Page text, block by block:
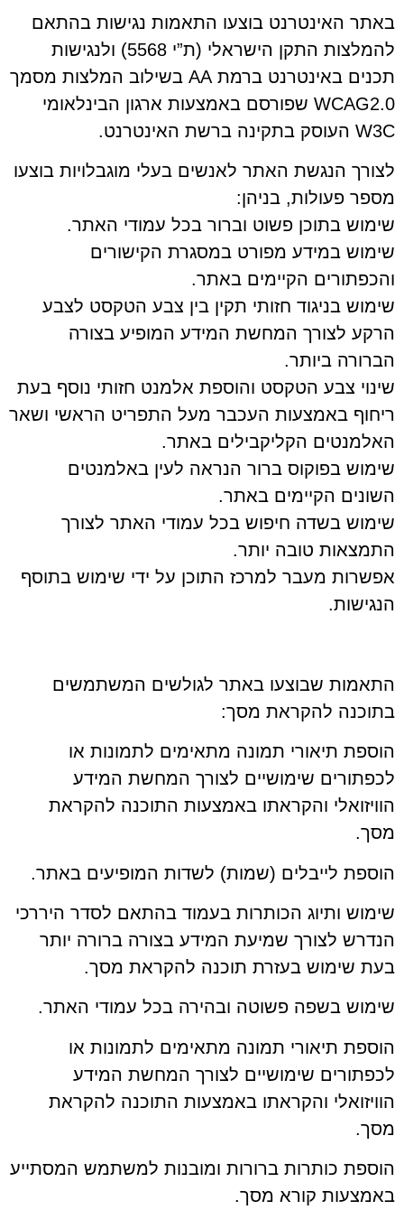
באתר האינטרנט בוצעו התאמות נגישות בהתאם
להמלצות התקן הישראלי (ת”י 5568) ולנגישות
תכנים באינטרנט ברמת AA בשילוב המלצות מסמך
WCAG2.0 שפורסם באמצעות ארגון הבינלאומי
W3C העוסק בתקינה ברשת האינטרנט.
לצורך הנגשת האתר לאנשים בעלי מוגבלויות בוצעו
מספר פעולות, בניהן:
שימוש בתוכן פשוט וברור בכל עמודי האתר.
שימוש במידע מפורט במסגרת הקישורים
והכפתורים הקיימים באתר.
שימוש בניגוד חזותי תקין בין צבע הטקסט לצבע
הרקע לצורך המחשת המידע המופיע בצורה
הברורה ביותר.
שינוי צבע הטקסט והוספת אלמנט חזותי נוסף בעת
ריחוף באמצעות העכבר מעל התפריט הראשי ושאר
האלמנטים הקליקבילים באתר.
שימוש בפוקוס ברור הנראה לעין באלמנטים
השונים הקיימים באתר.
שימוש בשדה חיפוש בכל עמודי האתר לצורך
התמצאות טובה יותר.
אפשרות מעבר למרכז התוכן על ידי שימוש בתוסף
הנגישות.
התאמות שבוצעו באתר לגולשים המשתמשים
בתוכנה להקראת מסך:
הוספת תיאורי תמונה מתאימים לתמונות או
לכפתורים שימושיים לצורך המחשת המידע
הוויזואלי והקראתו באמצעות התוכנה להקראת
מסך.
הוספת לייבלים (שמות) לשדות המופיעים באתר.
שימוש ותיוג הכותרות בעמוד בהתאם לסדר היררכי
הנדרש לצורך שמיעת המידע בצורה ברורה יותר
בעת שימוש בעזרת תוכנה להקראת מסך.
שימוש בשפה פשוטה ובהירה בכל עמודי האתר.
הוספת תיאורי תמונה מתאימים לתמונות או
לכפתורים שימושיים לצורך המחשת המידע
הוויזואלי והקראתו באמצעות התוכנה להקראת
מסך.
הוספת כותרות ברורות ומובנות למשתמש המסתייע
באמצעות קורא מסך.